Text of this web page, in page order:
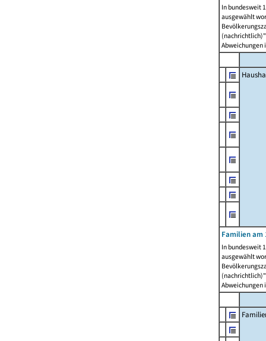
In bundesweit
ausgewählt
Abweichungen
Familien am
In bundesweit
ausgewählt
Abweichungen